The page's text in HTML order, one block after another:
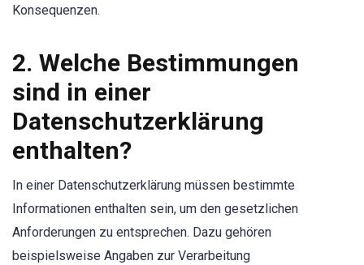
Konsequenzen.
2. Welche Bestimmungen
sind in einer
Datenschutzerklärung
enthalten?
In einer Datenschutzerklärung müssen bestimmte
Informationen enthalten sein, um den gesetzlichen
Anforderungen zu entsprechen. Dazu gehören
beispielsweise Angaben zur Verarbeitung